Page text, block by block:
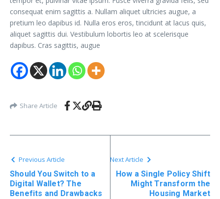
consequat enim sagittis a. Nullam aliquet ultricies augue, a
pretium leo dapibus id. Nulla eros eros, tincidunt at lacus quis,
aliquet sagittis dui. Vestibulum lobortis leo at scelerisque
dapibus. Cras sagittis, augue
Share Article
Previous Article
Should You Switch to a
Digital Wallet? The
Benefits and Drawbacks
Next Article
How a Single Policy Shift
Might Transform the
Housing Market